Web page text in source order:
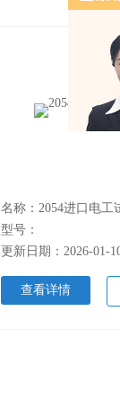
名称：2054进口电工
型号：
更新日期：2026-01-
查看详情